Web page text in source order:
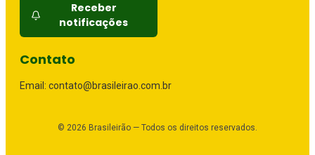
Receber
notificações
Contato
Email: contato@brasileirao.com.br
© 2026 Brasileirão — Todos os direitos reservados.